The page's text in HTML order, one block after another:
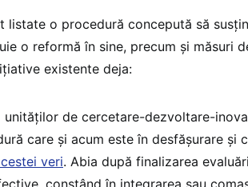
listate o procedură concepută să
o reformă în sine, precum și măsuri
existente deja:
unităților de cercetare-dezvoltare-
care și acum este în desfășurare și
veri. Abia după finalizarea
constând în integrarea sau